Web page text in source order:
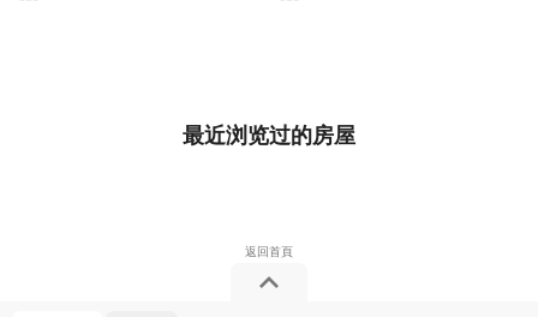
最近浏览过的房屋